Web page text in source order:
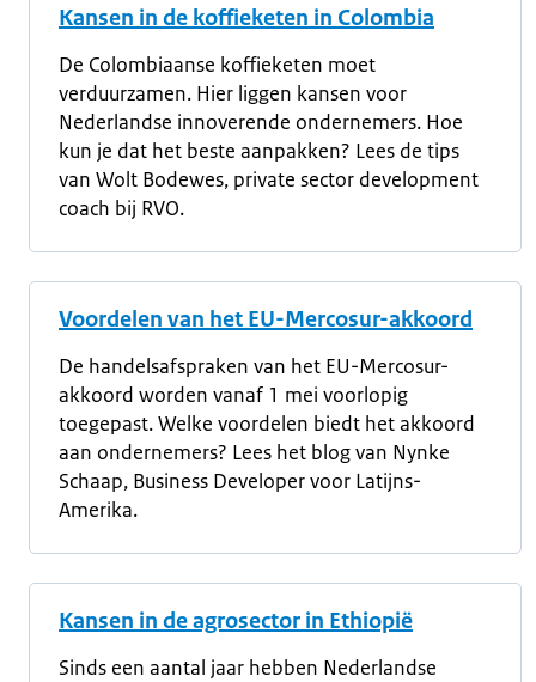
Kansen in de koffieketen in Colombia
De Colombiaanse koffieketen moet
verduurzamen. Hier liggen kansen voor
Nederlandse innoverende ondernemers. Hoe
kun je dat het beste aanpakken? Lees de tips
van Wolt Bodewes, private sector development
coach bij RVO.
Voordelen van het EU-Mercosur-akkoord
De handelsafspraken van het EU-Mercosur-
akkoord worden vanaf 1 mei voorlopig
toegepast. Welke voordelen biedt het akkoord
aan ondernemers? Lees het blog van Nynke
Schaap, Business Developer voor Latijns-
Amerika.
Kansen in de agrosector in Ethiopië
Sinds een aantal jaar hebben Nederlandse